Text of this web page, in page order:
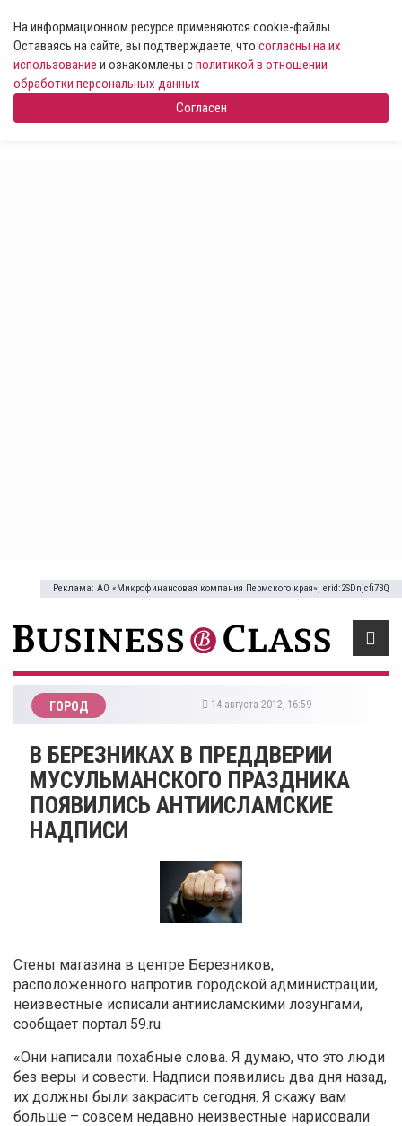
На информационном ресурсе применяются cookie-файлы .
Оставаясь на сайте, вы подтверждаете, что согласны на их
использование и ознакомлены сполитикой в отношении
обработки персональных данных
Согласен
Реклама: АО «Микрофинансовая компания Пермского края», erid:2SDnjcfi73Q
ГОРОД 14 августа 2012, 16:59
В БЕРЕЗНИКАХ В ПРЕДДВЕРИИ
МУСУЛЬМАНСКОГО ПРАЗДНИКА
ПОЯВИЛИСЬ АНТИИСЛАМСКИЕ
НАДПИСИ
Стены магазина в центре Березников,
расположенного напротив городской администрации,
неизвестные исписали антиисламскими лозунгами,
сообщает портал 59.ru.
«Они написали похабные слова. Я думаю, что это люди
без веры и совести. Надписи появились два дня назад,
их должны были закрасить сегодня. Я скажу вам
больше – совсем недавно неизвестные нарисовали